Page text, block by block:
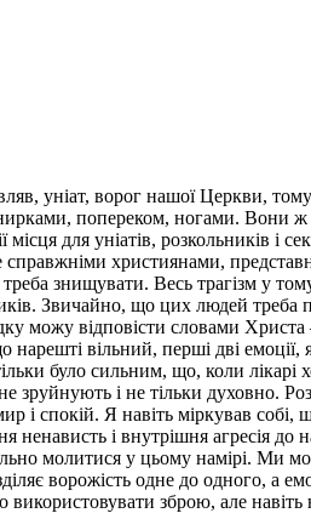
уніат, ворог нашої Церкви,
попереком, ногами. Вони ж
для уніатів, розкольників і
християнами,
знищувати. Весь трагізм у
Звичайно, що цих людей
можу відповісти словами Христа
вільний, перші дві емоції,
було сильним, що, коли лікарі
зруйнують і не тільки духовно.
і спокій. Я навіть міркував
і внутрішня агресія до
молитися у цьому намірі. Ми
ворожість одне до одного, а
зброю, але навіть